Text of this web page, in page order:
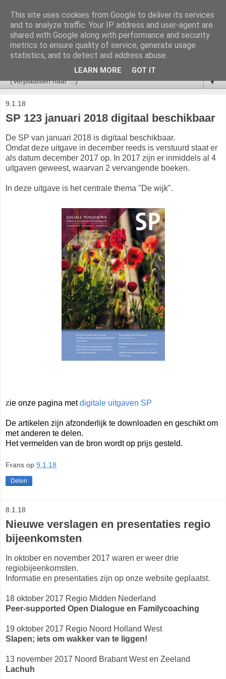
V&VN Actueel
Nieuws voor leden van de V&VN Sociaal Psychiatrisch
Verpleegkundigen.
▼
9.1.18
SP 123 januari 2018 digitaal beschikbaar
De SP van januari 2018 is digitaal beschikbaar.
Omdat deze uitgave in december reeds is verstuurd staat er
als datum december 2017 op. In 2017 zijn er inmiddels al 4
uitgaven geweest, waarvan 2 vervangende boeken.
In deze uitgave is het centrale thema "De wijk".
Zie onze pagina metdigitale uitgaven SP
De artikelen zijn afzonderlijk te downloaden en geschikt om
met anderen te delen.
Het vermelden van de bron wordt op prijs gesteld.
Frans op 9.1.18
Delen
8.1.18
Nieuwe verslagen en presentaties regio
bijeenkomsten
In oktober en november 2017 waren er weer drie
regiobijeenkomsten.
Informatie en presentaties zijn op onze website geplaatst.
18 oktober 2017 Regio Midden Nederland
Peer-supported Open Dialogue en Familycoaching
19 oktober 2017 Regio Noord Holland West
Slapen; iets om wakker van te liggen!
13 november 2017 Noord Brabant West en Zeeland
Lachuh
This site uses cookies from Google to deliver its services
and to analyze traffic. Your IP address and user-agent are
shared with Google along with performance and security
metrics to ensure quality of service, generate usage
statistics, and to detect and address abuse.
LEARN MORE GOT IT